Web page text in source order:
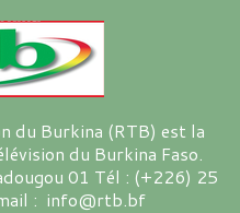
du Burkina (RTB) est la
du Burkina Faso.
01 Tél : (+226) 25
: info@rtb.bf